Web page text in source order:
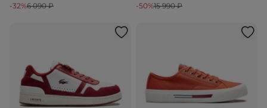
-32%6 090 ₽ -50%15 990 ₽